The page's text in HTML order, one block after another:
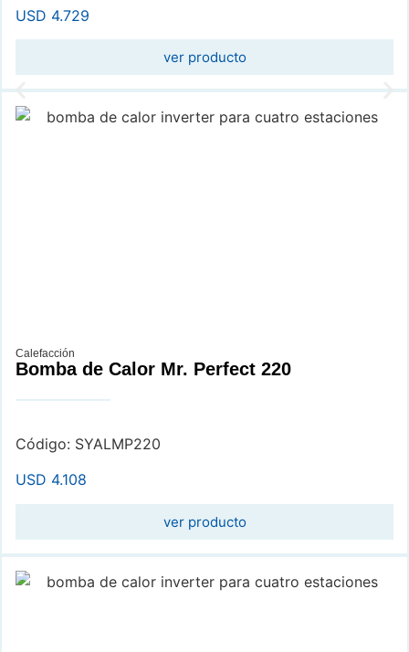
USD 4.729
ver producto
Calefacción
Bomba de Calor Mr. Perfect 220
Código: SYALMP220
USD 4.108
ver producto